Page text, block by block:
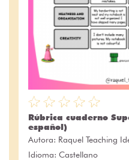
Rúbrica cuaderno
español)
Autora: Raquel Teaching
Idioma: Castellano